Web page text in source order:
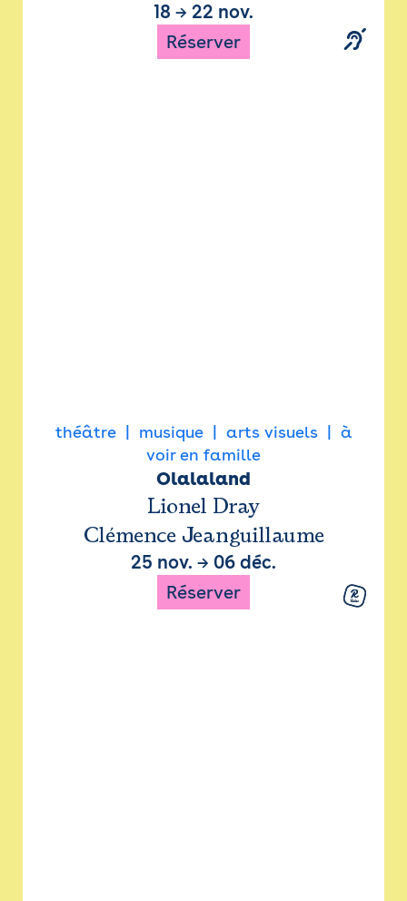
18 → 22 nov.
Réserver
théâtre musique arts visuels
à
voir en famille
Olalaland
Lionel Dray
Clémence Jeanguillaume
25 nov. → 06 déc.
Réserver